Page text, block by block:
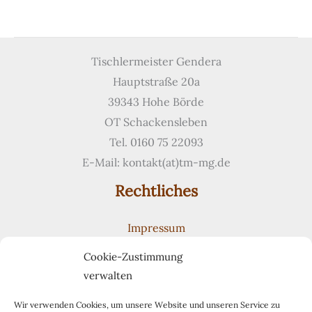
Cookie-Zustimmung
verwalten
Wir verwenden Cookies, um unsere Website und unseren Service zu
Küche
Tischlermeister Gendera
Hauptstraße 20a
39343 Hohe Börde
OT Schackensleben
Tel. 0160 75 22093
E-Mail: kontakt(at)tm-mg.de
Rechtliches
Impressum
Cookie-Richtlinie (EU)
Suchen